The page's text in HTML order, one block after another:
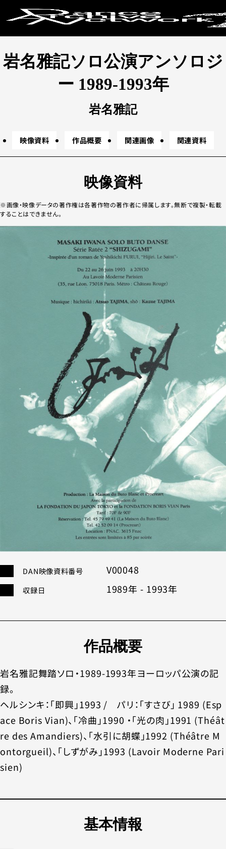
岩名雅記ソロ公演アンソロジ
ー 1989-1993年
岩名雅記
映像資料 作品概要 関連画像 関連資料
映像資料
画像・映像データの著作権は各著作物の著作者に帰属します。無断で複製・転載
することはできません。
DAN映像資料番号 V00048
収録⽇ 1989年 - 1993年
作品概要
岩名雅記舞踏ソロ・1989-1993年ヨーロッパ公演の記
録。
ヘルシンキ：「即興」1993 / パリ：「すさび」 1989 (Esp
ace Boris Vian)、「冷曲」1990 ・「光の肉」1991 (Théât
re des Amandiers)、「水引に胡蝶」1992 (Théâtre M
ontorgueil)、「しずがみ」1993 (Lavoir Moderne Pari
sien)
基本情報
キーワードか
地下野外テレビ番組レクイエム 東
コラボレーションデュオ
条件で絞り
2020年代
2000年代
舞
パフォーマンス
この条件で検索
絞り込み条件設定